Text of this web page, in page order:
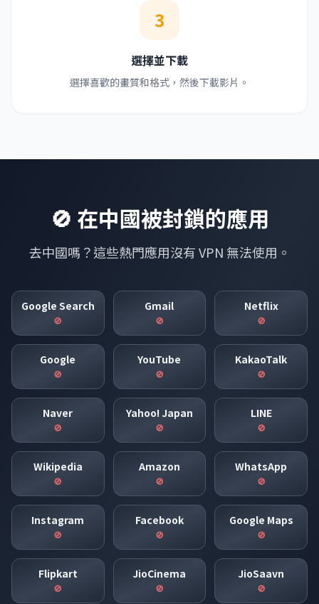
3
選擇並下載
選擇喜歡的畫質和格式，然後下載影片。
🚫 在中國被封鎖的應用
去中國嗎？這些熱門應用沒有 VPN 無法使用。
Google Search
🚫
Gmail
🚫
Netflix
🚫
Google
🚫
YouTube
🚫
KakaoTalk
🚫
Naver
🚫
Yahoo! Japan
🚫
LINE
🚫
Wikipedia
🚫
Amazon
🚫
WhatsApp
🚫
Instagram
🚫
Facebook
🚫
Google Maps
🚫
Flipkart
🚫
JioCinema
🚫
JioSaavn
🚫